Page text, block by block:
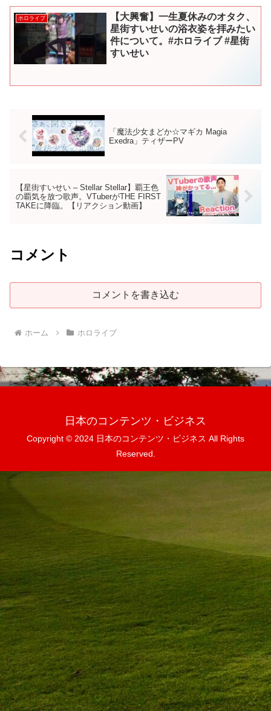
ホロライブ
【大興奮】一生夏休みのオタク、
星街すいせいの浴衣姿を拝みたい
件について。#ホロライブ #星街
すいせい
「魔法少女まどか☆マギカ Magia
Exedra」ティザーPV
【星街すいせい – Stellar Stellar】覇王色
の覇気を放つ歌声。VTuberがTHE FIRST
TAKEに降臨。【リアクション動画】
コメント
コメントを書き込む
ホーム ホロライブ
日本のコンテンツ・ビジネス
Copyright © 2024 日本のコンテンツ・ビジネス All Rights
Reserved.